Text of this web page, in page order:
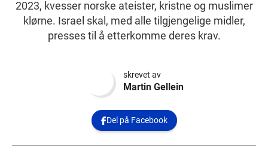
2023, kvesser norske ateister, kristne og muslimer
klørne. Israel skal, med alle tilgjengelige midler,
presses til å etterkomme deres krav.
skrevet av
Martin Gellein
Del på Facebook